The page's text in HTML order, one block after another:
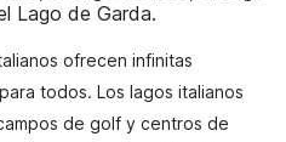
Lago de Garda.
ofrecen infinitas
todos. Los lagos italianos
de golf y centros de